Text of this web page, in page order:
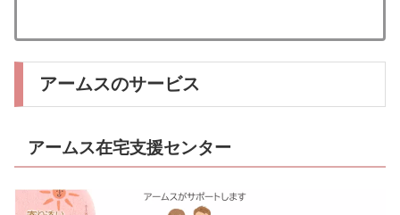
アームスのサービス
アームス在宅支援センター